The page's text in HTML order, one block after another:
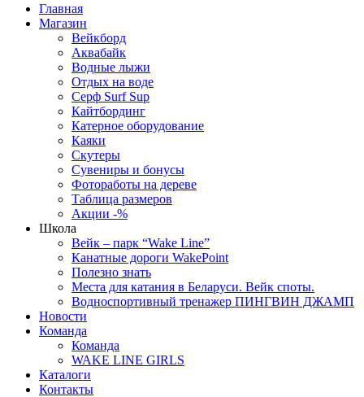
Главная
Магазин
Вейкборд
Аквабайк
Водные лыжи
Отдых на воде
Серф Surf Sup
Кайтбординг
Катерное оборудование
Каяки
Скутеры
Сувениры и бонусы
Фотоработы на дереве
Таблица размеров
Акции -%
Школа
Вейк – парк “Wake Line”
Канатные дороги WakePoint
Полезно знать
Места для катания в Беларуси. Вейк споты.
Водноспортивный тренажер ПИНГВИН ДЖАМП
Новости
Команда
Команда
WAKE LINE GIRLS
Каталоги
Контакты